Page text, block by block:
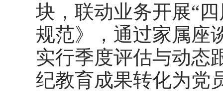
块，联动业务开展“
规范》，通过家属座
实行季度评估与动态
纪教育成果转化为党